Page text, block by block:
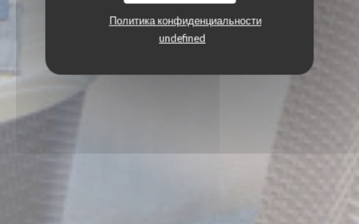
Политика конфиденциальности
undefined